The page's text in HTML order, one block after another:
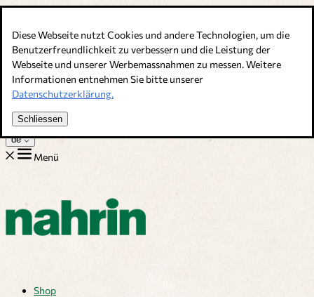
Diese Webseite nutzt Cookies und andere Technologien, um die
Benutzerfreundlichkeit zu verbessern und die Leistung der
Webseite und unserer Werbemassnahmen zu messen. Weitere
Informationen entnehmen Sie bitte unserer
Datenschutzerklärung.
Schliessen
Bouillons, Gewürze & Nahrungsergänzung. Schweizer Qualität
Kundenservice
Rezepte
Tipps
Über uns
Jobs
de
Menü
Shop